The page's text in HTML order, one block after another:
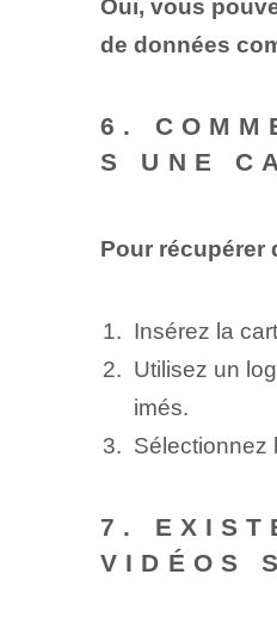
Oui, vous
de données
6.
S UNE
Pour récupérer
Insérez la
Utilisez un
imés.
Sélectionnez
7.
VIDÉOS